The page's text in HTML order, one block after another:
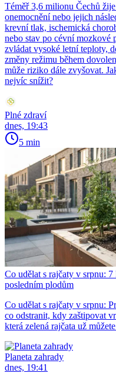
Téměř 3,6 milionu Čechů
onemocnění nebo jejich
krevní tlak, ischemická
nebo stav po cévní mozkové
zvládat vysoké letní teploty,
změny režimu během
může riziko dále zvyšovat.
nejvíc snížit?
Plné zdraví
dnes, 19:43
5 min
Co udělat s rajčaty v srpnu:
posledním plodům
Co udělat s rajčaty v srpnu:
co odstranit, kdy zaštipovat
která zelená rajčata už
Planeta zahrady
dnes, 19:41